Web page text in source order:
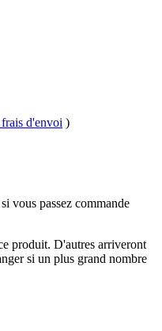
d'envoi )
si vous passez commande
produit. D'autres arriveront
si un plus grand nombre